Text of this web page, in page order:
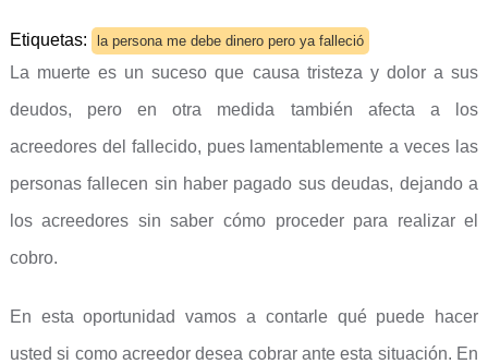
Etiquetas: la persona me debe dinero pero ya falleció
La muerte es un suceso que causa tristeza y dolor a sus
deudos, pero en otra medida también afecta a los
acreedores del fallecido, pues lamentablemente a veces las
personas fallecen sin haber pagado sus deudas, dejando a
los acreedores sin saber cómo proceder para realizar el
cobro.
En esta oportunidad vamos a contarle qué puede hacer
usted si como acreedor desea cobrar ante esta situación. En